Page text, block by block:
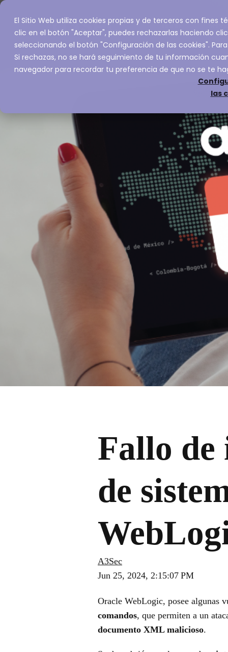
El Sitio Web utiliza cookies propias y de terceros con fines
clic en el botón "Aceptar", puedes rechazarlas haciendo
seleccionando el botón "Configuración de las cookies".
Si rechazas, no se hará seguimiento de tu información
navegador para recordar tu preferencia de que no se te
las
Inicio
Fallo de
de
A3Sec
Jun 25, 2024, 2:15:07 PM
Oracle WebLogic, posee algunas
comandos, que permiten a un
documento XML malicioso.